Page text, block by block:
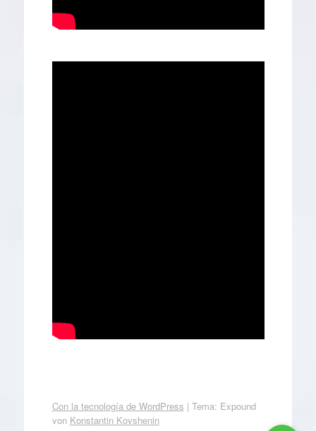
Con la tecnología de WordPress | Tema: Expound
von Konstantin Kovshenin